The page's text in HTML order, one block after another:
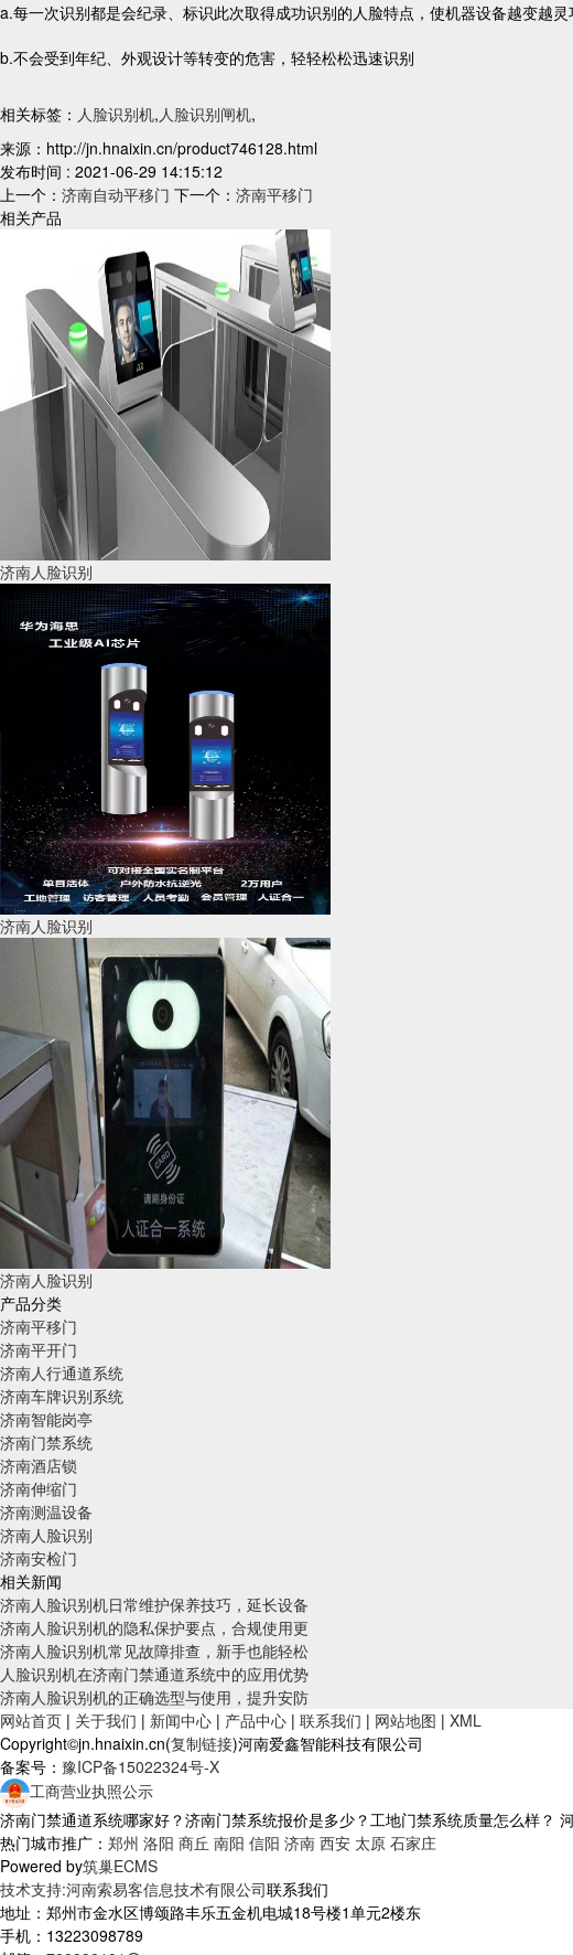
a.每一次识别都是会纪录、标识此次取得成功识别的人脸特点，使机器设备越变越
b.不会受到年纪、外观设计等转变的危害，轻轻松松迅速识别
相关标签： 人脸识别机,人脸识别闸机,
来源：http://jn.hnaixin.cn/product746128.html
发布时间 : 2021-06-29 14:15:12
上一个： 济南自动平移门 下一个： 济南平移门
相关产品
济南人脸识别
济南人脸识别
济南人脸识别
产品分类
济南平移门
济南平开门
济南人行通道系统
济南车牌识别系统
济南智能岗亭
济南门禁系统
济南酒店锁
济南伸缩门
济南测温设备
济南人脸识别
济南安检门
相关新闻
济南人脸识别机日常维护保养技巧，延长设备
济南人脸识别机的隐私保护要点，合规使用更
济南人脸识别机常见故障排查，新手也能轻松
人脸识别机在济南门禁通道系统中的应用优势
济南人脸识别机的正确选型与使用，提升安防
网站首页 | 关于我们 | 新闻中心 | 产品中心 | 联系我们 | 网站地图 | XML
Copyright©jn.hnaixin.cn(复制链接)河南爱鑫智能科技有限公司
备案号： 豫ICP备15022324号-X
工商营业执照公示
济南门禁通道系统哪家好？济南门禁系统报价是多少？工地门禁系统质量怎么样
热门城市推广： 郑州 洛阳 商丘 南阳 信阳 济南 西安 太原 石家庄
Powered by筑巢ECMS
技术支持:河南索易客信息技术有限公司联系我们
地址：郑州市金水区博颂路丰乐五金机电城18号楼1单元2楼东
手机：13223098789